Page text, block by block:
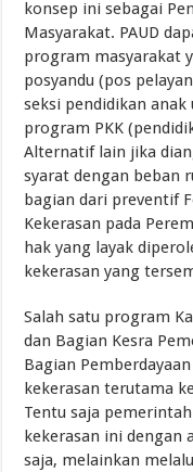
konsep ini sebagai
Masyarakat. PAUD
program masyarakat
posyandu (pos
seksi pendidikan
program PKK
Alternatif lain jika
syarat dengan beban
bagian dari preventif
Kekerasan pada
hak yang layak
kekerasan yang
Salah satu program
dan Bagian Kesra
Bagian
kekerasan terutama
Tentu saja
kekerasan ini dengan
saja, melainkan